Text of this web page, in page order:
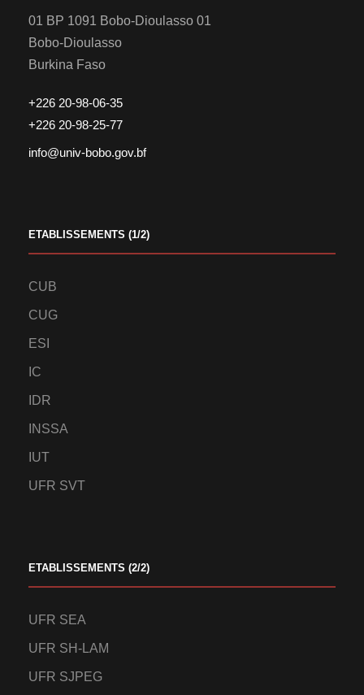
01 BP 1091 Bobo-Dioulasso 01
Bobo-Dioulasso
Burkina Faso
+226 20-98-06-35
+226 20-98-25-77
info@univ-bobo.gov.bf
ETABLISSEMENTS (1/2)
CUB
CUG
ESI
IC
IDR
INSSA
IUT
UFR SVT
ETABLISSEMENTS (2/2)
UFR SEA
UFR SH-LAM
UFR SJPEG